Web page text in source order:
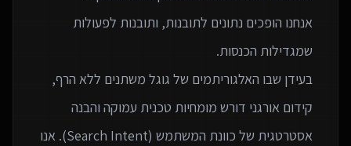
אנחנו הופכים נתונים לתובנות, ותובנות לפעולות
בעידן שבו האלגוריתמים של גוגל משתנים ללא הרף,
קידום אורגני דורש מומחיות טכנית עמוקה והבנה
אסטרטגית של כוונת המשתמש (Search Intent). אנו